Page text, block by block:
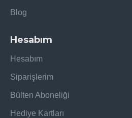
Blog
Hesabım
Hesabım
Siparişlerim
Bülten Aboneliği
Hediye Kartları